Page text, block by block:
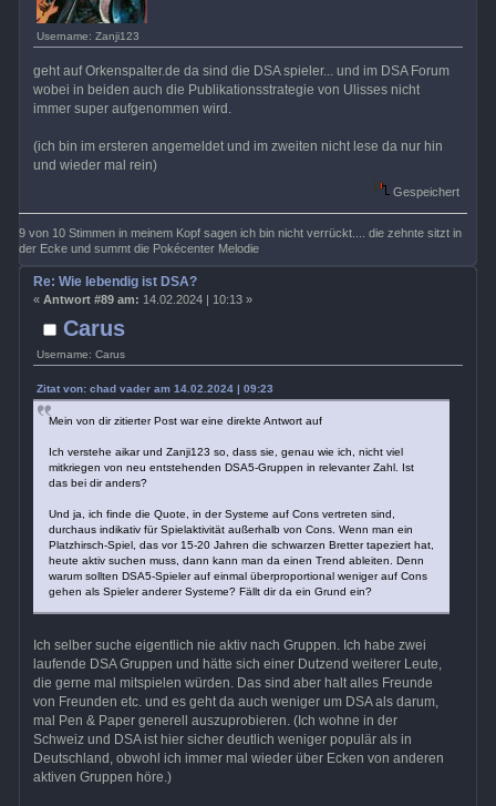
Username: Zanji123
geht auf Orkenspalter.de da sind die DSA spieler... und im DSA Forum
wobei in beiden auch die Publikationsstrategie von Ulisses nicht
immer super aufgenommen wird.
(ich bin im ersteren angemeldet und im zweiten nicht lese da nur hin
und wieder mal rein)
Gespeichert
9 von 10 Stimmen in meinem Kopf sagen ich bin nicht verrückt.... die zehnte sitzt in
der Ecke und summt die Pokécenter Melodie
Carus
Username: Carus
Re: Wie lebendig ist DSA?
« Antwort #89 am: 14.02.2024 | 10:13 »
Zitat von: chad vader am 14.02.2024 | 09:23
Mein von dir zitierter Post war eine direkte Antwort auf
Ich verstehe aikar und Zanji123 so, dass sie, genau wie ich, nicht viel
mitkriegen von neu entstehenden DSA5-Gruppen in relevanter Zahl. Ist
das bei dir anders?
Und ja, ich finde die Quote, in der Systeme auf Cons vertreten sind,
durchaus indikativ für Spielaktivität außerhalb von Cons. Wenn man ein
Platzhirsch-Spiel, das vor 15-20 Jahren die schwarzen Bretter tapeziert hat,
heute aktiv suchen muss, dann kann man da einen Trend ableiten. Denn
warum sollten DSA5-Spieler auf einmal überproportional weniger auf Cons
gehen als Spieler anderer Systeme? Fällt dir da ein Grund ein?
Ich selber suche eigentlich nie aktiv nach Gruppen. Ich habe zwei
laufende DSA Gruppen und hätte sich einer Dutzend weiterer Leute,
die gerne mal mitspielen würden. Das sind aber halt alles Freunde
von Freunden etc. und es geht da auch weniger um DSA als darum,
mal Pen & Paper generell auszuprobieren. (Ich wohne in der
Schweiz und DSA ist hier sicher deutlich weniger populär als in
Deutschland, obwohl ich immer mal wieder über Ecken von anderen
aktiven Gruppen höre.)